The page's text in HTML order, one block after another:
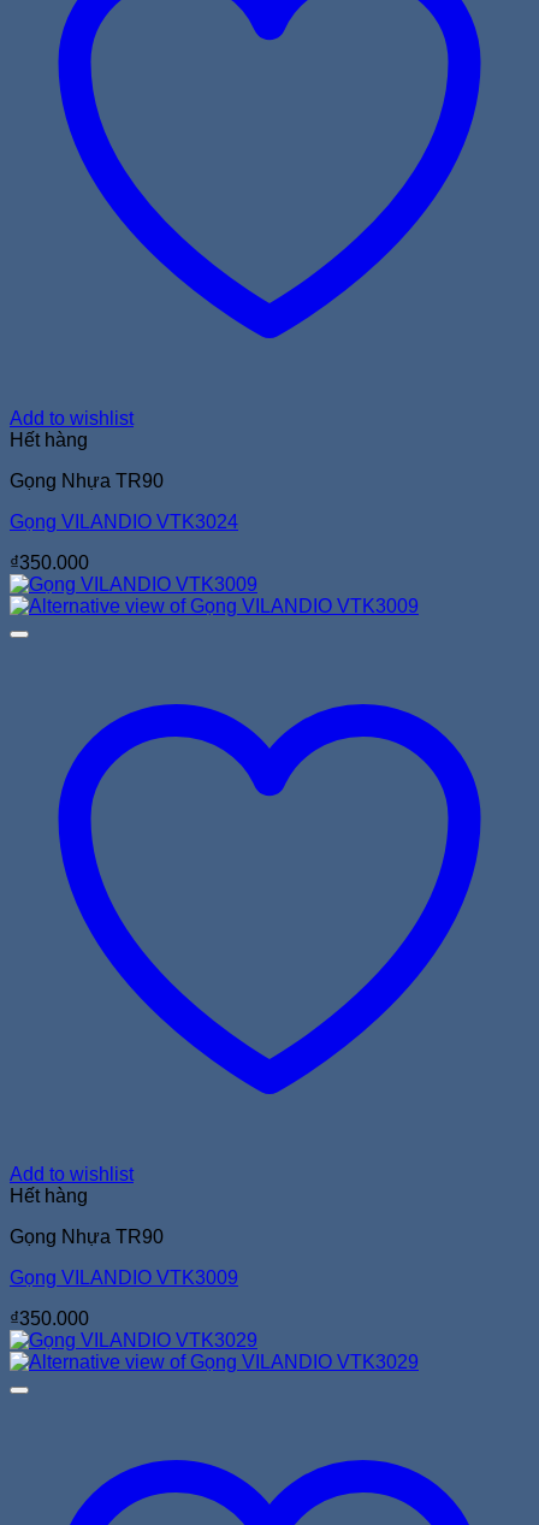
Add to wishlist
Hết hàng
Gọng Nhựa TR90
Gọng VILANDIO VTK3024
₫350.000
Add to wishlist
Hết hàng
Gọng Nhựa TR90
Gọng VILANDIO VTK3009
₫350.000